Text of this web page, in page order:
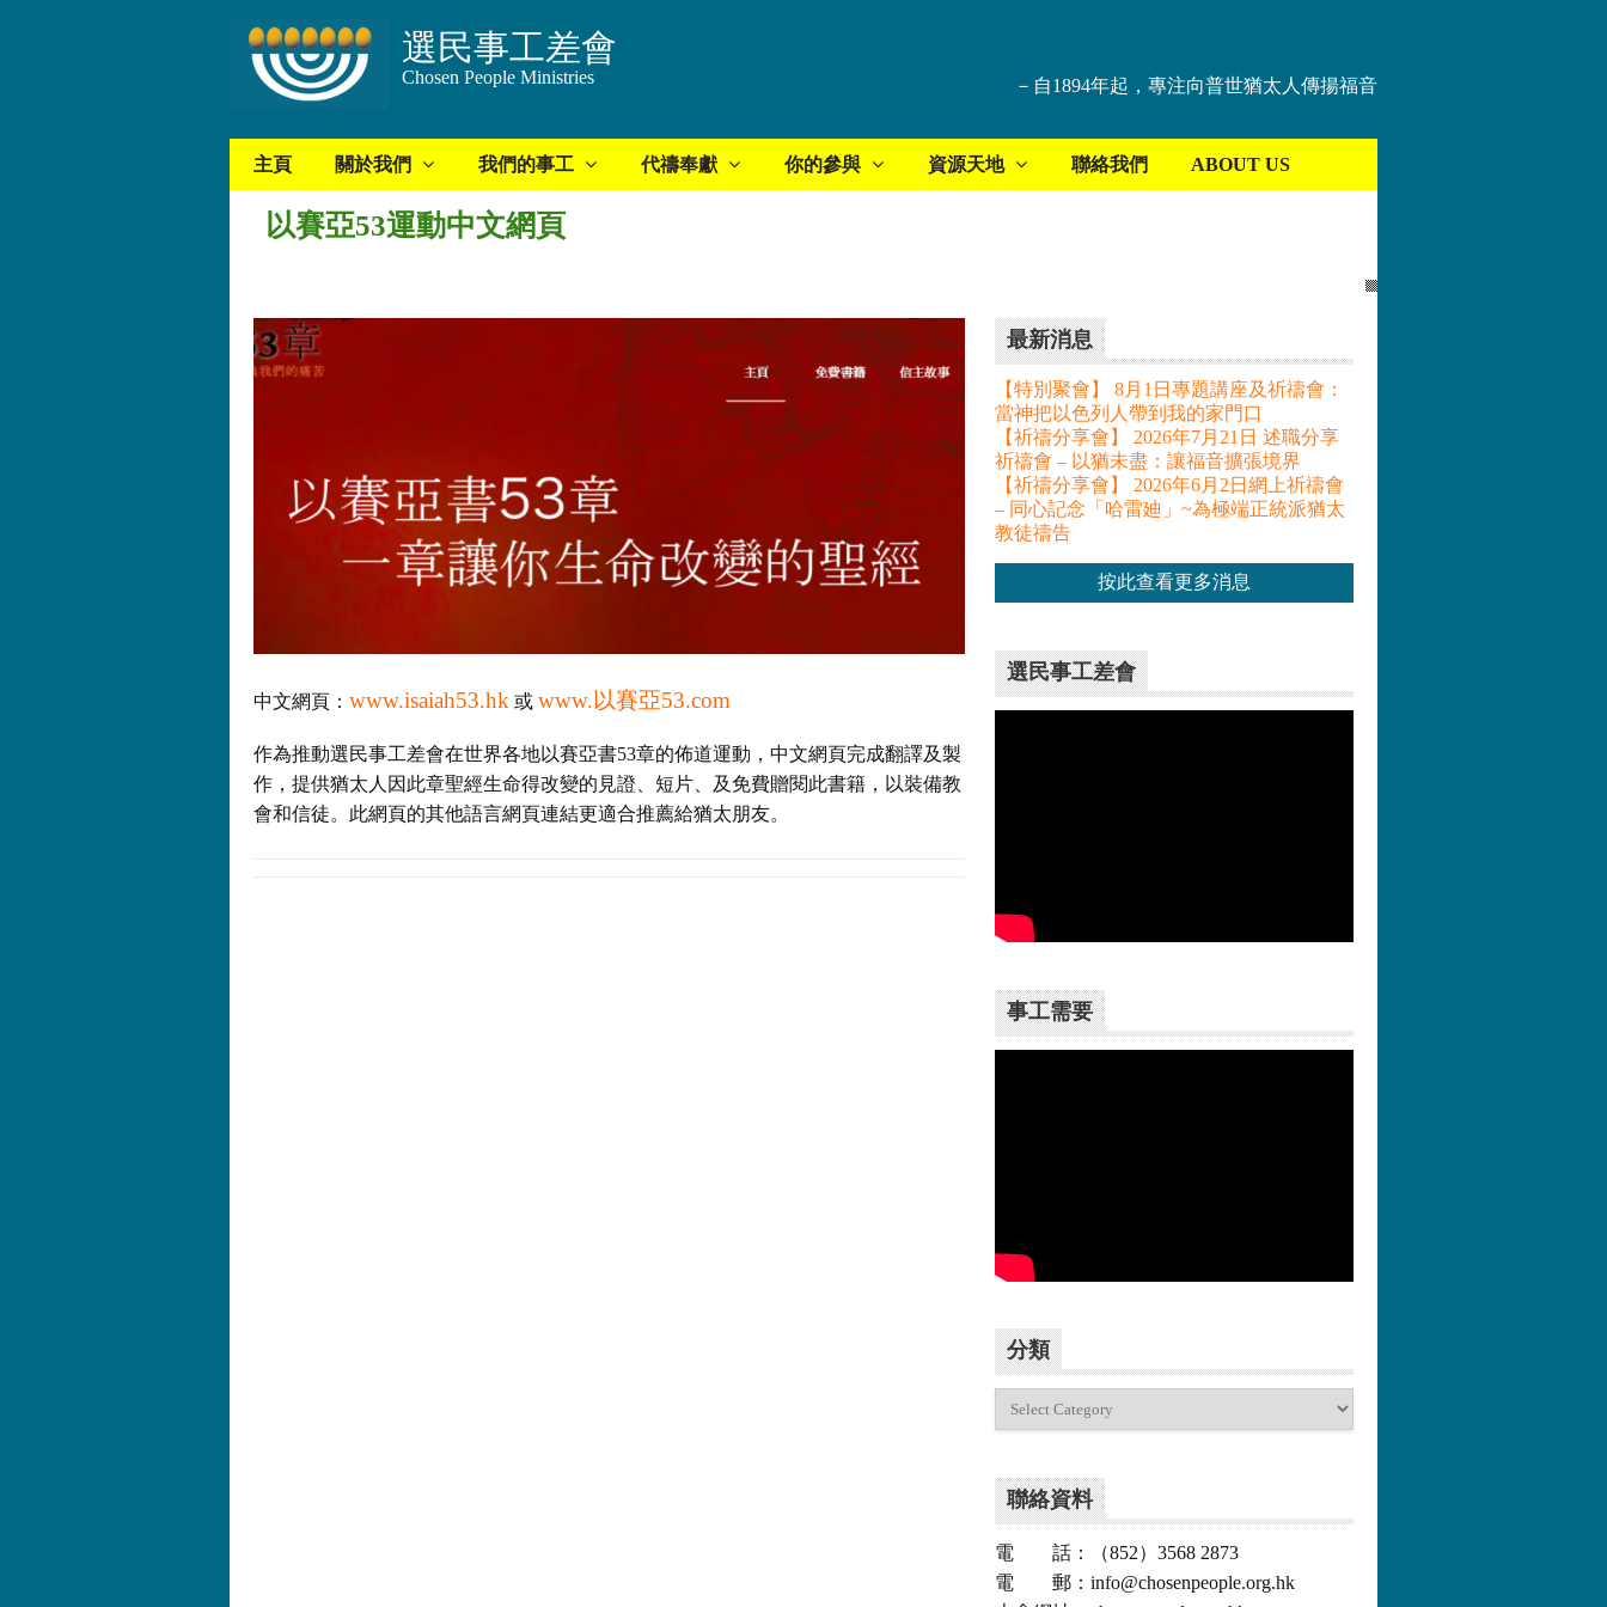
選民事工差會
Chosen People Ministries －自1894年起，專注向普世猶太人傳揚福音
主頁 關於我們 我們的事工 代禱奉獻 你的參與 資源天地 聯絡我們 ABOUT US
以賽亞53運動中文網頁
中文網頁： www.isaiah53.hk 或 www.以賽亞53.com
作為推動選民事工差會在世界各地以賽亞書53章的佈道運動，中文網頁完成翻譯及製
作，提供猶太人因此章聖經生命得改變的見證、短片、及免費贈閱此書籍，以裝備教
會和信徒。此網頁的其他語言網頁連結更適合推薦給猶太朋友。
最新消息
【特別聚會】 8月1日專題講座及祈禱會：
當神把以色列人帶到我的家門口
【祈禱分享會】 2026年7月21日 述職分享
祈禱會 – 以猶未盡：讓福音擴張境界
【祈禱分享會】 2026年6月2日網上祈禱會
– 同心記念「哈雷廸」~為極端正統派猶太
教徒禱告
按此查看更多消息
選民事工差會
事工需要
分類
聯絡資料
電 話：（852）3568 2873
電 郵：info@chosenpeople.org.hk